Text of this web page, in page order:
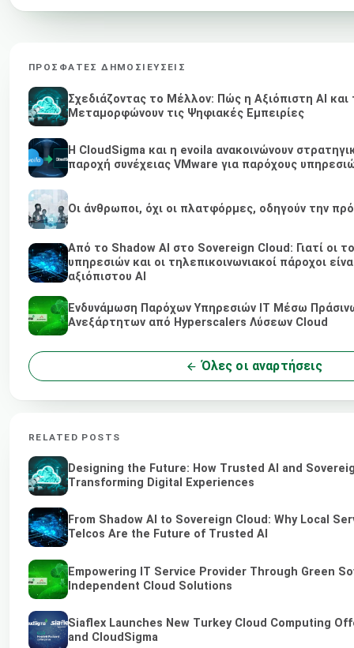
ΠΡΌΣΦΑΤΕΣ ΔΗΜΟΣΙΕΎΣΕΙΣ
Σχεδιάζοντας το Μέλλον: Πώς η Αξιόπιστη AI και
Μεταμορφώνουν τις Ψηφιακές Εμπειρίες
Η CloudSigma και η evoila ανακοινώνουν
παροχή συνέχειας VMware για παρόχους
Οι άνθρωποι, όχι οι πλατφόρμες, οδηγούν την
Από το Shadow AI στο Sovereign Cloud: Γιατί οι
υπηρεσιών και οι τηλεπικοινωνιακοί πάροχοι
αξιόπιστου AI
Ενδυνάμωση Παρόχων Υπηρεσιών IT Μέσω
Ανεξάρτητων από Hyperscalers Λύσεων Cloud
Όλες οι αναρτήσεις
RELATED POSTS
Designing the Future: How Trusted AI and
Transforming Digital Experiences
From Shadow AI to Sovereign Cloud: Why Local
Telcos Are the Future of Trusted AI
Empowering IT Service Provider Through Green
Independent Cloud Solutions
Siaflex Launches New Turkey Cloud Computing
and CloudSigma